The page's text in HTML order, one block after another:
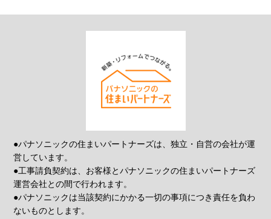
●パナソニックの住まいパートナーズは、独立・自営の会社が運
営しています。
●工事請負契約は、お客様とパナソニックの住まいパートナーズ
運営会社との間で行われます。
●パナソニックは当該契約にかかる一切の事項につき責任を負わ
ないものとします。